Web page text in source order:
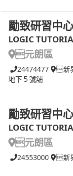
勵致研習中
LOGIC
元朗區
24474477
新
地下５號舖
勵致研習中心
LOGIC
元朗區
24553000 新